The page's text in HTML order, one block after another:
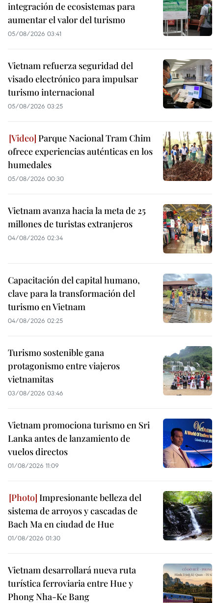
integración de ecosistemas para
aumentar el valor del turismo
05/08/2026 03:41
Vietnam refuerza seguridad del
visado electrónico para impulsar
turismo internacional
05/08/2026 03:25
Parque Nacional Tram Chim
ofrece experiencias auténticas en los
humedales
05/08/2026 00:30
Vietnam avanza hacia la meta de 25
millones de turistas extranjeros
04/08/2026 02:34
Capacitación del capital humano,
clave para la transformación del
turismo en Vietnam
04/08/2026 02:25
Turismo sostenible gana
protagonismo entre viajeros
vietnamitas
03/08/2026 03:46
Vietnam promociona turismo en Sri
Lanka antes de lanzamiento de
vuelos directos
01/08/2026 11:09
Impresionante belleza del
sistema de arroyos y cascadas de
Bach Ma en ciudad de Hue
01/08/2026 01:30
Vietnam desarrollará nueva ruta
turística ferroviaria entre Hue y
Phong Nha-Ke Bang